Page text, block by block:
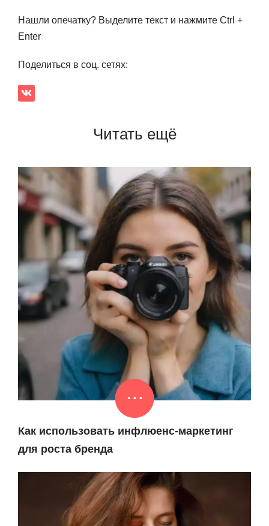
Нашли опечатку? Выделите текст и нажмите Ctrl +
Enter
Поделиться в соц. сетях:
Читать ещё
Как использовать инфлюенс-маркетинг
для роста бренда